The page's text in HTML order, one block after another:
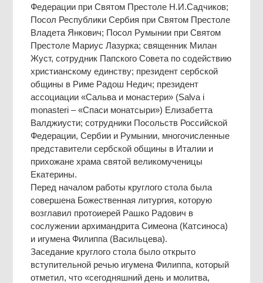
Федерации при Святом Престоле Н.И.Садчиков;
Посол Республики Сербия при Святом Престоле
Владета Янкович; Посол Румынии при Святом
Престоле Мариус Лазурка; священник Милан
Жуст, сотрудник Папского Совета по содействию
христианскому единству; президент сербской
общины в Риме Радош Недич; президент
ассоциации «Сальва и монастери» (Salva i
monasteri – «Спаси монатсыри») Елизабетта
Валджиусти; cотрудники Посольств Российской
Федерации, Сербии и Румынии, многочисленные
представители сербской общины в Италии и
прихожане храма святой великомученицы
Екатерины.
Перед началом работы круглого стола была
совершена Божественная литургия, которую
возглавил протоиерей Рашко Радович в
сослужении архимандрита Симеона (Катсиноса)
и игумена Филиппа (Васильцева).
Заседание круглого стола было открыто
вступительной речью игумена Филиппа, который
отметил, что «сегодняшний день и молитва,